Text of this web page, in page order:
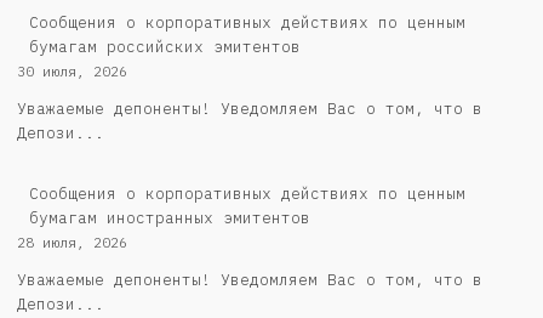
Cообщения о корпоративных действиях по ценным
бумагам российских эмитентов
30 июля, 2026
Уважаемые депоненты! Уведомляем Вас о том, что в
Депози...
Сообщения о корпоративных действиях по ценным
бумагам иностранных эмитентов
28 июля, 2026
Уважаемые депоненты! Уведомляем Вас о том, что в
Депози...